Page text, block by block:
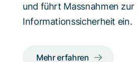
und führt Massnahmen zur
Informationssicherheit ein.
Mehr erfahren